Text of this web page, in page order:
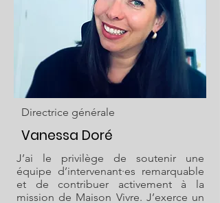
santé et la conscience
corporelle, la
massothérapie, l'art
créativité, les rencontres
individuelles et de groupe
pour soutenir les
personnes aux prises avec
la dépression.
Directrice générale
Vanessa Doré
J’ai le privilège de soutenir une
équipe d’intervenant·es remarquable
et de contribuer activement à la
mission de Maison Vivre. J’exerce un